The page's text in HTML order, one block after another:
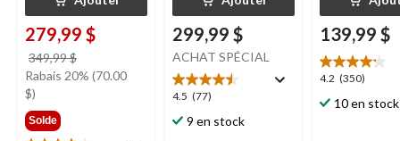
279,99 $
349,99 $
était
Rabais 20% (70.00
$)
Solde
299,99 $
ACHAT SPÉCIAL
4.5 (77)
4.5
étoile(s)
sur
9 en stock
139,99 $
4.2 (350)
4.2
étoile(s)
sur
10 en stock